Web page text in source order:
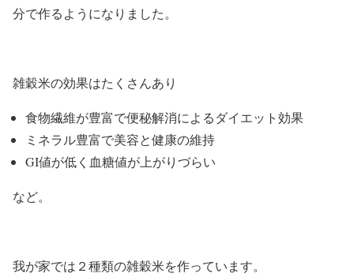
分で作るようになりました。
雑穀米の効果はたくさんあり
食物繊維が豊富で便秘解消によるダイエット効果
ミネラル豊富で美容と健康の維持
GI値が低く血糖値が上がりづらい
など。
我が家では２種類の雑穀米を作っています。